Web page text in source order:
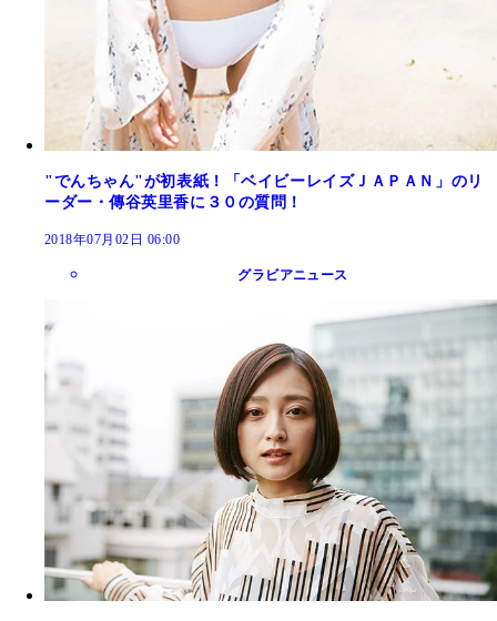
"でんちゃん"が初表紙！「ベイビーレイズＪＡＰＡＮ」のリ
ーダー・傳谷英里香に３０の質問！
2018年07月02日 06:00
グラビアニュース